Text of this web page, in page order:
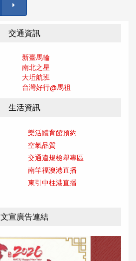
交通資訊
新臺馬輪
南北之星
大坵航班
台灣好行@馬祖
生活資訊
樂活體育館預約
空氣品質
交通違規檢舉專區
南竿福澳港直播
東引中柱港直播
文宣廣告連結